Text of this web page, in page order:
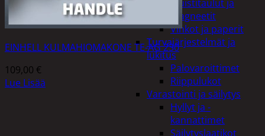
Muistitaulut ja
magneetit
Vihkot ja paperit
Turvajärjestelmät ja
lukitus
Palovaroittimet
Riippulukot
Varastointi ja säilytys
Hyllyt ja -
kannattimet
Säilytyslaatikot
EINHELL KULMAHIOMAKONE TE-AG 230
109,00 €
Lue Lisää